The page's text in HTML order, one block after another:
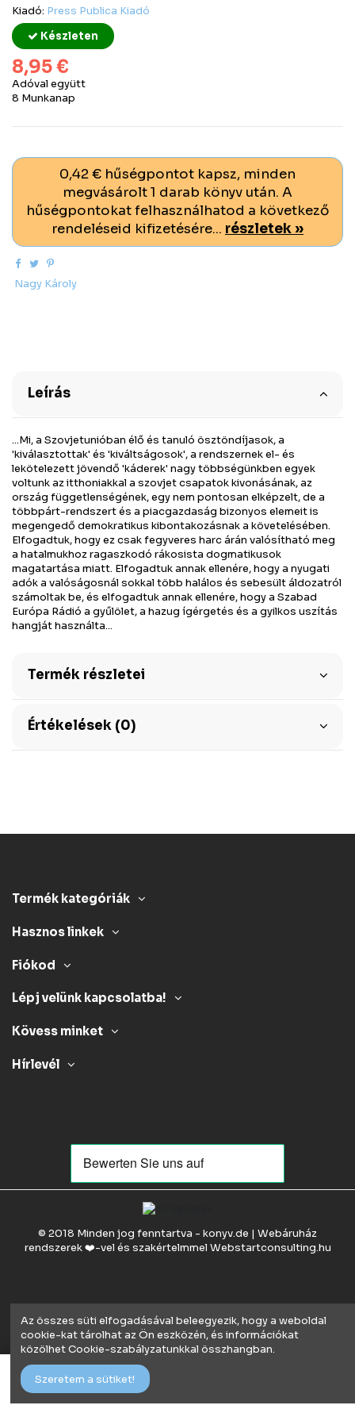
Kiadó: Press Publica Kiadó
Készleten
8,95 €
Adóval együtt
8 Munkanap
0,42 € hűségpontot kapsz, minden
megvásárolt 1 darab könyv után. A
hűségpontokat felhasználhatod a következő
rendeléseid kifizetésére... részletek »
Nagy Károly
Leírás
...Mi, a Szovjetunióban élő és tanuló ösztöndíjasok, a
'kiválasztottak' és 'kiváltságosok', a rendszernek el- és
lekötelezett jövendő 'káderek' nagy többségünkben egyek
voltunk az itthoniakkal a szovjet csapatok kivonásának, az
ország függetlenségének, egy nem pontosan elképzelt, de a
többpárt-rendszert és a piacgazdaság bizonyos elemeit is
megengedő demokratikus kibontakozásnak a követelésében.
Elfogadtuk, hogy ez csak fegyveres harc árán valósítható meg
a hatalmukhoz ragaszkodó rákosista dogmatikusok
magatartása miatt. Elfogadtuk annak ellenére, hogy a nyugati
adók a valóságosnál sokkal több halálos és sebesült áldozatról
számoltak be, és elfogadtuk annak ellenére, hogy a Szabad
Európa Rádió a gyűlölet, a hazug ígérgetés és a gyilkos uszítás
hangját használta...
Termék részletei
Értékelések (0)
Termék kategóriák
Hasznos linkek
Fiókod
Lépj velünk kapcsolatba!
Kövess minket
Hírlevél
© 2018 Minden jog fenntartva - konyv.de | Webáruház
rendszerek ❤️-vel és szakértelmmel Webstartconsulting.hu
Az összes süti elfogadásával beleegyezik, hogy a weboldal
cookie-kat tárolhat az Ön eszközén, és információkat
közölhet Cookie-szabályzatunkkal összhangban.
Szeretem a sütiket!